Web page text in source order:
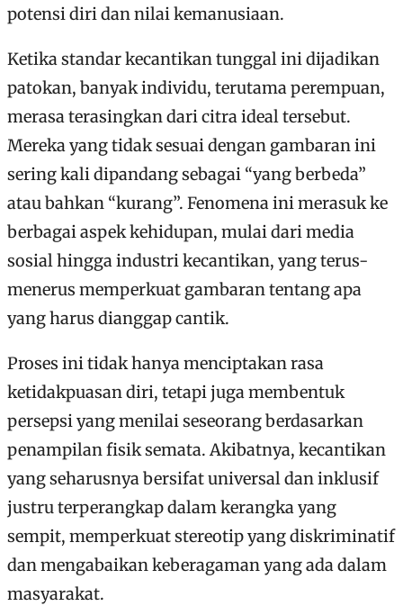
potensi diri dan nilai kemanusiaan.
Ketika standar kecantikan tunggal ini dijadikan
patokan, banyak individu, terutama perempuan,
merasa terasingkan dari citra ideal tersebut.
Mereka yang tidak sesuai dengan gambaran ini
sering kali dipandang sebagai “yang berbeda”
atau bahkan “kurang”. Fenomena ini merasuk ke
berbagai aspek kehidupan, mulai dari media
sosial hingga industri kecantikan, yang terus-
menerus memperkuat gambaran tentang apa
yang harus dianggap cantik.
Proses ini tidak hanya menciptakan rasa
ketidakpuasan diri, tetapi juga membentuk
persepsi yang menilai seseorang berdasarkan
penampilan fisik semata. Akibatnya, kecantikan
yang seharusnya bersifat universal dan inklusif
justru terperangkap dalam kerangka yang
sempit, memperkuat stereotip yang diskriminatif
dan mengabaikan keberagaman yang ada dalam
masyarakat.